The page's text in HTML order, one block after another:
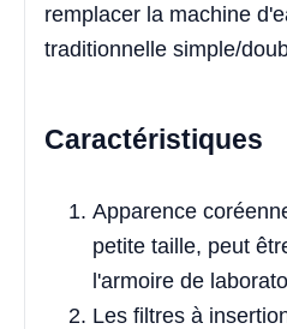
remplacer la machine
traditionnelle simple/
Caractéristiques
Apparence
petite taille, peut
l'armoire de
Les filtres à